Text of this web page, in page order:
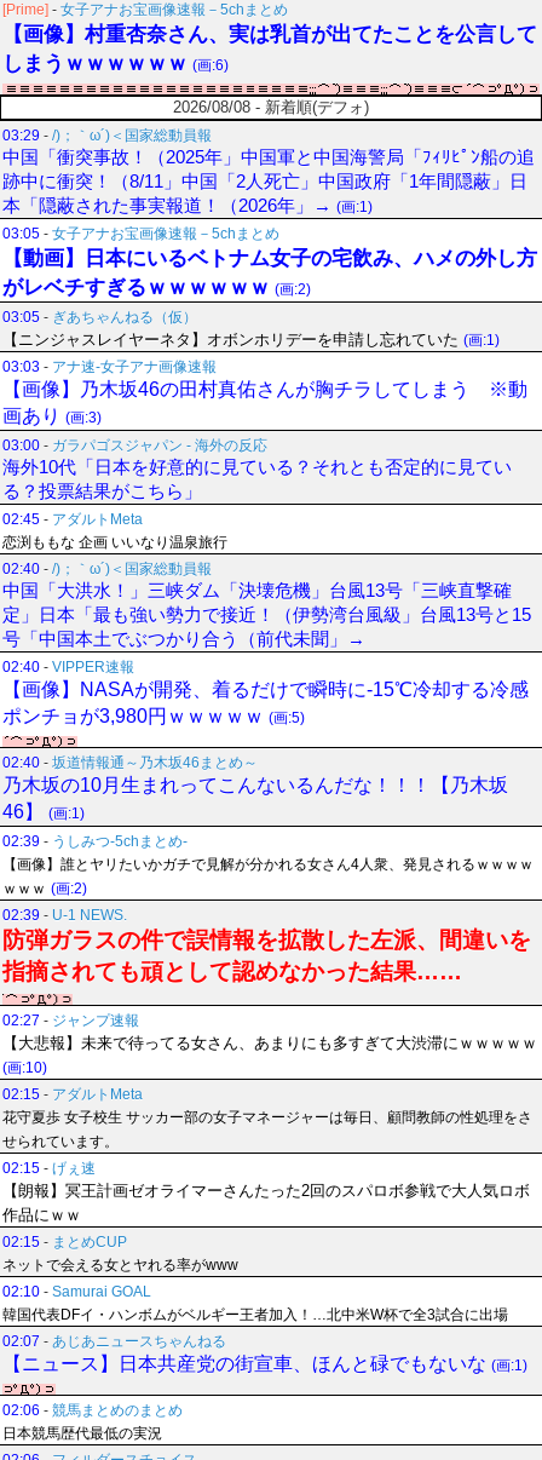
[Prime] - 女子アナお宝画像速報－5chまとめ
【画像】村重杏奈さん、実は乳首が出てたことを公言して
しまうｗｗｗｗｗｗ (画:6)
2026/08/08 - 新着順(デフォ)
03:29 - /)；｀ω´)＜国家総動員報
中国「衝突事故！（2025年」中国軍と中国海警局「ﾌｨﾘﾋﾟﾝ船の追
跡中に衝突！（8/11」中国「2人死亡」中国政府「1年間隠蔽」日
本「隠蔽された事実報道！（2026年」→ (画:1)
03:05 - 女子アナお宝画像速報－5chまとめ
【動画】日本にいるベトナム女子の宅飲み、ハメの外し方
がレベチすぎるｗｗｗｗｗｗ (画:2)
03:05 - ぎあちゃんねる（仮）
【ニンジャスレイヤーネタ】オボンホリデーを申請し忘れていた (画:1)
03:03 - アナ速‐女子アナ画像速報
【画像】乃木坂46の田村真佑さんが胸チラしてしまう ※動
画あり (画:3)
03:00 - ガラパゴスジャパン - 海外の反応
海外10代「日本を好意的に見ている？それとも否定的に見てい
る？投票結果がこちら」
02:45 - アダルトMeta
恋渕ももな 企画 いいなり温泉旅行
02:40 - /)；｀ω´)＜国家総動員報
中国「大洪水！」三峡ダム「決壊危機」台風13号「三峡直撃確
定」日本「最も強い勢力で接近！（伊勢湾台風級」台風13号と15
号「中国本土でぶつかり合う（前代未聞」→
02:40 - VIPPER速報
【画像】NASAが開発、着るだけで瞬時に-15℃冷却する冷感
ポンチョが3,980円ｗｗｗｗｗ (画:5)
02:40 - 坂道情報通～乃木坂46まとめ～
乃木坂の10月生まれってこんないるんだな！！！【乃木坂
46】
(画:1)
02:39 - うしみつ-5chまとめ-
【画像】誰とヤリたいかガチで見解が分かれる女さん4人衆、発見されるｗｗｗｗ
ｗｗｗ (画:2)
02:39 - U-1 NEWS.
防弾ガラスの件で誤情報を拡散した左派、間違いを
指摘されても頑として認めなかった結果……
02:27 - ジャンプ速報
【大悲報】未来で待ってる女さん、あまりにも多すぎて大渋滞にｗｗｗｗｗ
(画:10)
02:15 - アダルトMeta
花守夏歩 女子校生 サッカー部の女子マネージャーは毎日、顧問教師の性処理をさ
せられています。
02:15 - げぇ速
【朗報】冥王計画ゼオライマーさんたった2回のスパロボ参戦で大人気ロボ
作品にｗｗ
02:15 - まとめCUP
ネットで会える女とヤれる率がwww
02:10 - Samurai GOAL
韓国代表DFイ・ハンボムがベルギー王者加入！…北中米W杯で全3試合に出場
02:07 - あじあニュースちゃんねる
【ニュース】日本共産党の街宣車、ほんと碌でもないな (画:1)
02:06 - 競馬まとめのまとめ
日本競馬歴代最低の実況